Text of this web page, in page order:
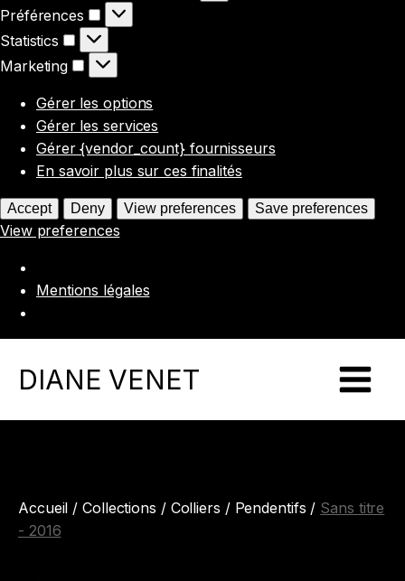
Préférences
Préférences
Statistics
Statistics
Marketing
Marketing
Gérer les options
Gérer les services
Gérer {vendor_count} fournisseurs
En savoir plus sur ces finalités
Accept Deny View preferences Save preferences
View preferences
Mentions légales
DIANE VENET
Accueil /Collections / Colliers / Pendentifs / Sans titre
- 2016